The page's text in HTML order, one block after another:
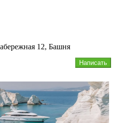
Написать
12, Башня